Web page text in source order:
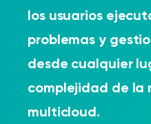
los usuarios
problemas y
desde cualquier
complejidad de la
multicloud.